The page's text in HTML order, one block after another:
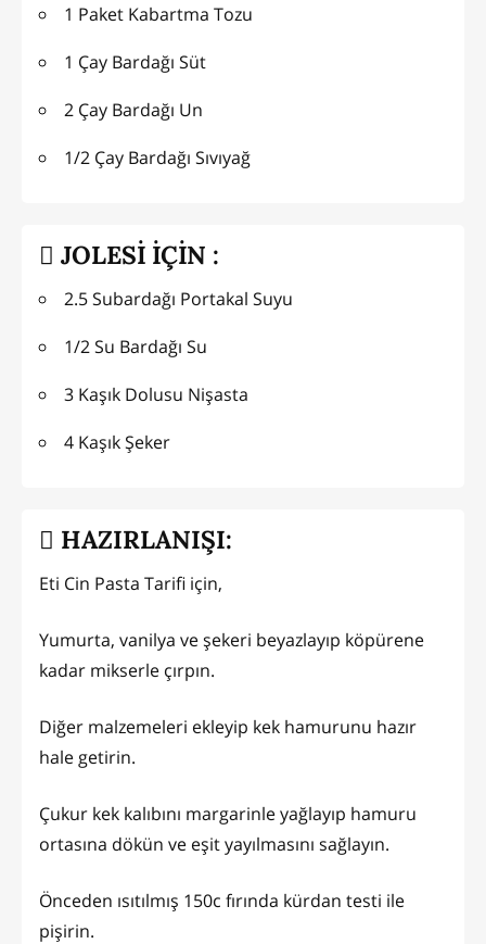
1 Paket Kabartma Tozu
1 Çay Bardağı Süt
2 Çay Bardağı Un
1/2 Çay Bardağı Sıvıyağ
JOLESİ İÇİN :
2.5 Subardağı Portakal Suyu
1/2 Su Bardağı Su
3 Kaşık Dolusu Nişasta
4 Kaşık Şeker
HAZIRLANIŞI:
Eti Cin Pasta Tarifi için,
Yumurta, vanilya ve şekeri beyazlayıp köpürene
kadar mikserle çırpın.
Diğer malzemeleri ekleyip kek hamurunu hazır
hale getirin.
Çukur kek kalıbını margarinle yağlayıp hamuru
ortasına dökün ve eşit yayılmasını sağlayın.
Önceden ısıtılmış 150c fırında kürdan testi ile
pişirin.